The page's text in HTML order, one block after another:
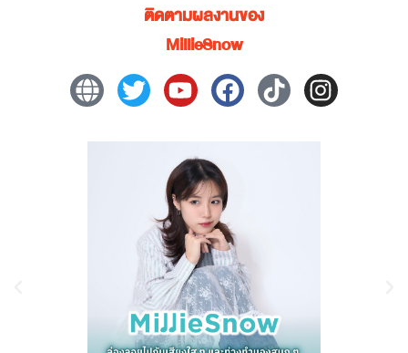
ติดตามผลงานของ
MillieSnow